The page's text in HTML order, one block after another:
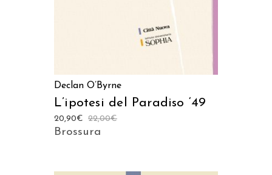
Declan O’Byrne
L’ipotesi del Paradiso ‘49
22,00€
20,90€
Brossura